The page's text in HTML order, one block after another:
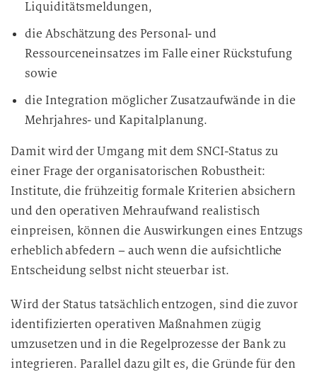
Liquiditätsmeldungen,
die Abschätzung des Personal- und
Ressourceneinsatzes im Falle einer Rückstufung
sowie
die Integration möglicher Zusatzaufwände in die
Mehrjahres- und Kapitalplanung.
Damit wird der Umgang mit dem SNCI-Status zu
einer Frage der organisatorischen Robustheit:
Institute, die frühzeitig formale Kriterien absichern
und den operativen Mehraufwand realistisch
einpreisen, können die Auswirkungen eines Entzugs
erheblich abfedern – auch wenn die aufsichtliche
Entscheidung selbst nicht steuerbar ist.
Wird der Status tatsächlich entzogen, sind die zuvor
identifizierten operativen Maßnahmen zügig
umzusetzen und in die Regelprozesse der Bank zu
integrieren. Parallel dazu gilt es, die Gründe für den